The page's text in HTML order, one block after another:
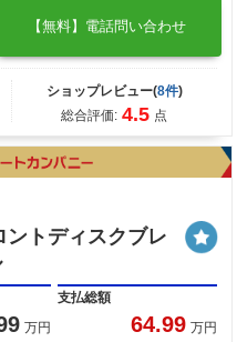
【無料】電話問い合わせ
ショップレビュー(8件)
総合評価: 4.5 点
トディスクブレ
万円
支払総額
64.99 万円